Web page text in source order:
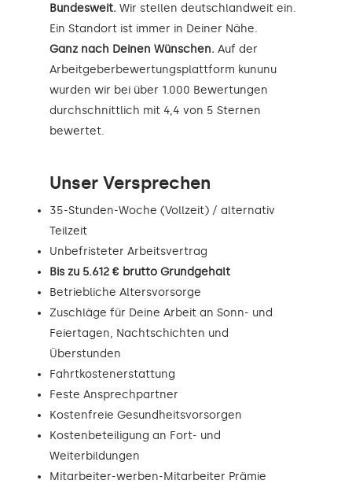
Bundesweit. Wir stellen deutschlandweit ein.
Ein Standort ist immer in Deiner Nähe.
Ganz nach Deinen Wünschen. Auf der
Arbeitgeberbewertungsplattform kununu
wurden wir bei über 1.000 Bewertungen
durchschnittlich mit 4,4 von 5 Sternen
bewertet.
Unser Versprechen
35-Stunden-Woche (Vollzeit) / alternativ
Teilzeit
Unbefristeter Arbeitsvertrag
Bis zu 5.612 € brutto Grundgehalt
Betriebliche Altersvorsorge
Zuschläge für Deine Arbeit an Sonn- und
Feiertagen, Nachtschichten und
Überstunden
Fahrtkostenerstattung
Feste Ansprechpartner
Kostenfreie Gesundheitsvorsorgen
Kostenbeteiligung an Fort- und
Weiterbildungen
Mitarbeiter-werben-Mitarbeiter Prämie